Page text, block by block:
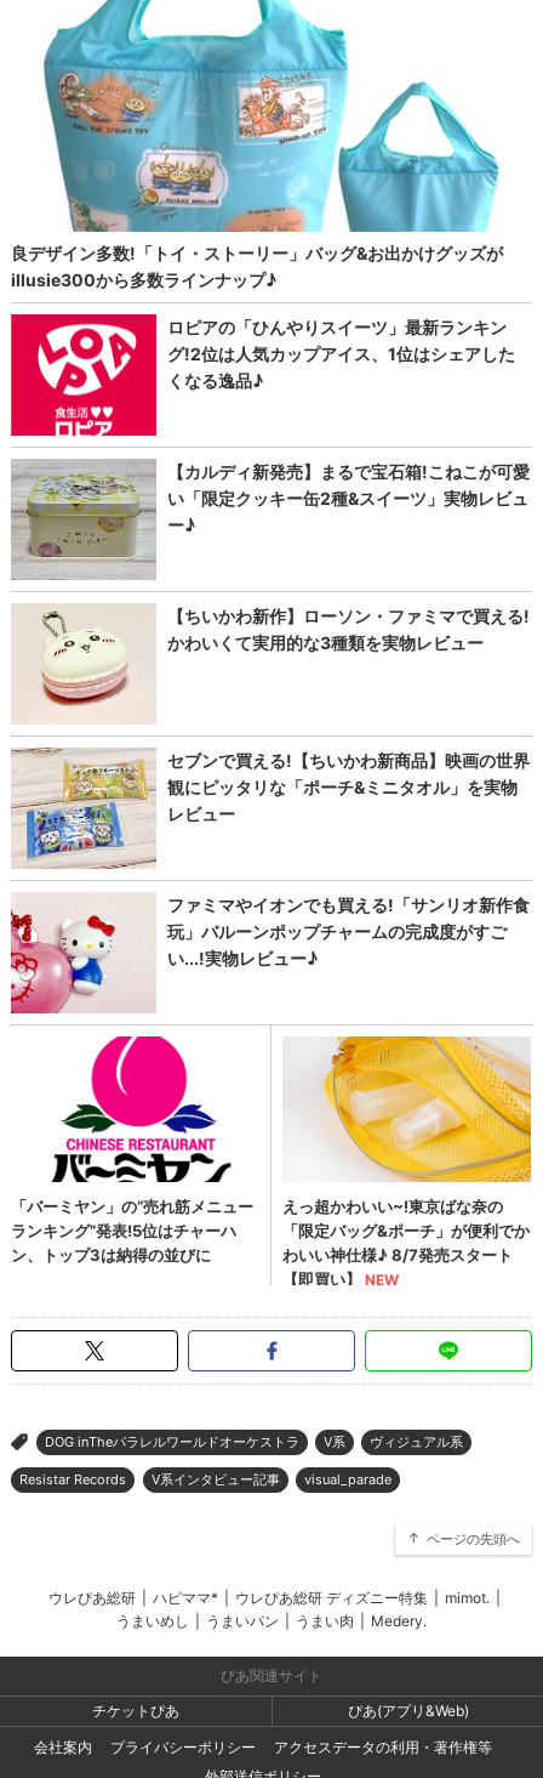
> DOG inTheパラレルワールドオーケストラ V系 ヴィジュアル系
Resistar Records V系インタビュー記事 visual_parade
ページの先頭へ
ウレぴあ総研 ハピママ* ウレぴあ総研 ディズニー特集 mimot.
うまいめし
うまいパン うまい肉 Medery.
ぴあ関連サイト
チケットぴあ
ぴあ(アプリ&Web)
会社案内
プライバシーポリシー
アクセスデータの利用・著作権等